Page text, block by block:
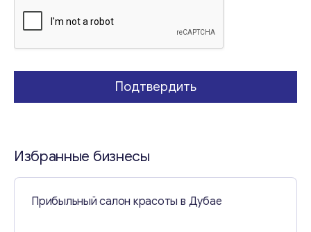
Подтвердить
Избранные бизнесы
Прибыльный салон красоты в Дубае